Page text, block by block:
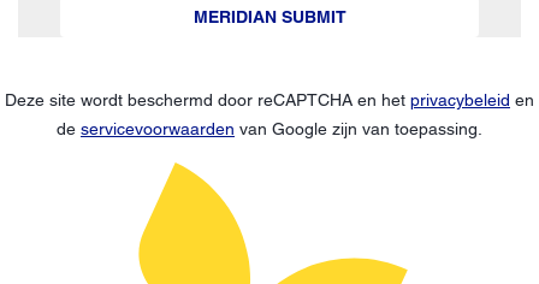
MERIDIAN SUBMIT
Deze site wordt beschermd door reCAPTCHA en het privacybeleid en
de servicevoorwaarden van Google zijn van toepassing.